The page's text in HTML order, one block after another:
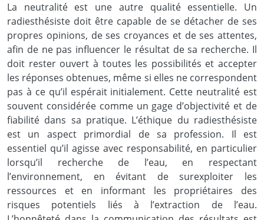
La neutralité est une autre qualité essentielle. Un
radiesthésiste doit être capable de se détacher de ses
propres opinions, de ses croyances et de ses attentes,
afin de ne pas influencer le résultat de sa recherche. Il
doit rester ouvert à toutes les possibilités et accepter
les réponses obtenues, même si elles ne correspondent
pas à ce qu’il espérait initialement. Cette neutralité est
souvent considérée comme un gage d’objectivité et de
fiabilité dans sa pratique. L’éthique du radiesthésiste
est un aspect primordial de sa profession. Il est
essentiel qu’il agisse avec responsabilité, en particulier
lorsqu’il recherche de l’eau, en respectant
l’environnement, en évitant de surexploiter les
ressources et en informant les propriétaires des
risques potentiels liés à l’extraction de l’eau.